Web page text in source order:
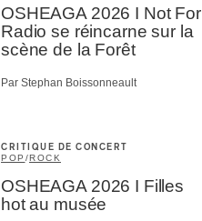
OSHEAGA 2026 I Not For
Radio se réincarne sur la
scène de la Forêt
Par Stephan Boissonneault
CRITIQUE DE CONCERT
POP /ROCK
OSHEAGA 2026 I Filles
hot au musée